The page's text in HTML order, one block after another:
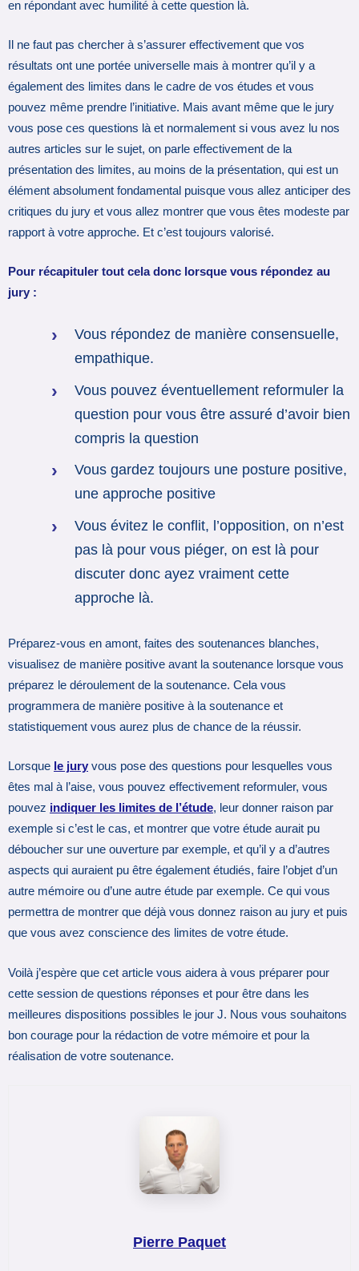
en répondant avec humilité à cette question là.
Il ne faut pas chercher à s’assurer effectivement que vos
résultats ont une portée universelle mais à montrer qu’il y a
également des limites dans le cadre de vos études et vous
pouvez même prendre l’initiative. Mais avant même que le jury
vous pose ces questions là et normalement si vous avez lu nos
autres articles sur le sujet, on parle effectivement de la
présentation des limites, au moins de la présentation, qui est un
élément absolument fondamental puisque vous allez anticiper des
critiques du jury et vous allez montrer que vous êtes modeste par
rapport à votre approche. Et c’est toujours valorisé.
Pour récapituler tout cela donc lorsque vous répondez au
jury :
Vous répondez de manière consensuelle,
empathique.
Vous pouvez éventuellement reformuler la
question pour vous être assuré d’avoir bien
compris la question
Vous gardez toujours une posture positive,
une approche positive
Vous évitez le conflit, l’opposition, on n’est
pas là pour vous piéger, on est là pour
discuter donc ayez vraiment cette
approche là.
Préparez-vous en amont, faites des soutenances blanches,
visualisez de manière positive avant la soutenance lorsque vous
préparez le déroulement de la soutenance. Cela vous
programmera de manière positive à la soutenance et
statistiquement vous aurez plus de chance de la réussir.
Lorsque le jury vous pose des questions pour lesquelles vous
êtes mal à l’aise, vous pouvez effectivement reformuler, vous
pouvez indiquer les limites de l’étude, leur donner raison par
exemple si c’est le cas, et montrer que votre étude aurait pu
déboucher sur une ouverture par exemple, et qu’il y a d’autres
aspects qui auraient pu être également étudiés, faire l’objet d’un
autre mémoire ou d’une autre étude par exemple. Ce qui vous
permettra de montrer que déjà vous donnez raison au jury et puis
que vous avez conscience des limites de votre étude.
Voilà j’espère que cet article vous aidera à vous préparer pour
cette session de questions réponses et pour être dans les
meilleures dispositions possibles le jour J. Nous vous souhaitons
bon courage pour la rédaction de votre mémoire et pour la
réalisation de votre soutenance.
Pierre Paquet